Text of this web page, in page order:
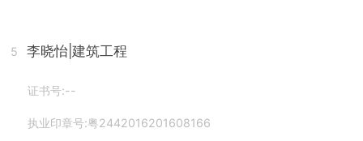
5 李晓怡 |建筑工程
证书号:--
执业印章号:粤2442016201608166